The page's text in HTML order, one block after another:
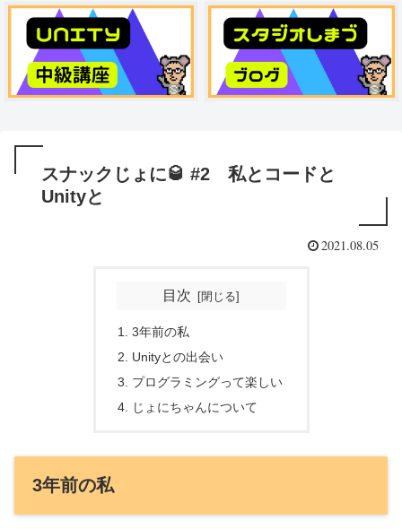
スナックじょに🥃 #2 私とコードと
Unityと
2021.08.05
目次
3年前の私
Unityとの出会い
プログラミングって楽しい
じょにちゃんについて
3年前の私